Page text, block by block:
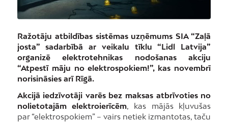
Ražotāju atbildības sistēmas uzņēmums SIA “Zaļā
josta” sadarbībā ar veikalu tīklu “Lidl Latvija”
organizē elektrotehnikas nodošanas akciju
“Atpestī māju no elektrospokiem!”, kas novembrī
norisināsies arī Rīgā.
Akcijā iedzīvotāji varēs bez maksas atbrīvoties no
nolietotajām elektroierīcēm, kas mājās kļuvušas
par “elektrospokiem” – vairs netiek izmantotas, taču